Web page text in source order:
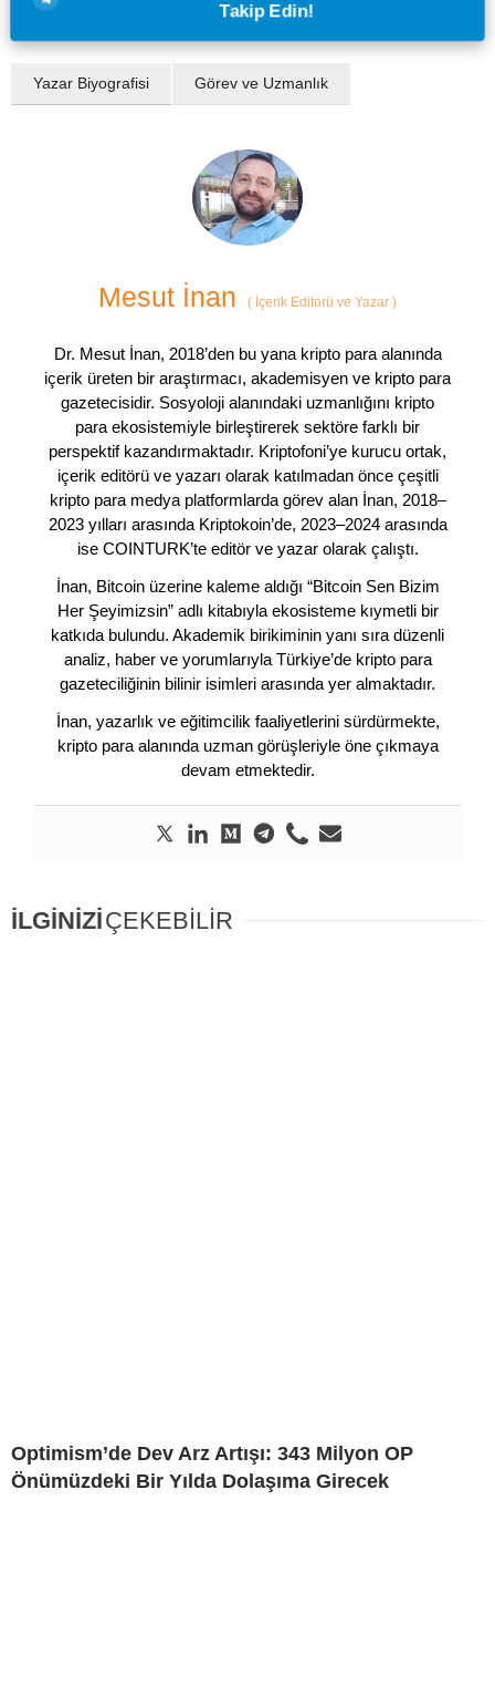
Takip Edin!
Yazar Biyografisi Görev ve Uzmanlık
Mesut İnan ( İçerik Editörü ve Yazar )
Dr. Mesut İnan, 2018’den bu yana kripto para alanında
içerik üreten bir araştırmacı, akademisyen ve kripto para
gazetecisidir. Sosyoloji alanındaki uzmanlığını kripto
para ekosistemiyle birleştirerek sektöre farklı bir
perspektif kazandırmaktadır. Kriptofoni’ye kurucu ortak,
içerik editörü ve yazarı olarak katılmadan önce çeşitli
kripto para medya platformlarda görev alan İnan, 2018–
2023 yılları arasında Kriptokoin’de, 2023–2024 arasında
ise COINTURK’te editör ve yazar olarak çalıştı.
İnan, Bitcoin üzerine kaleme aldığı “Bitcoin Sen Bizim
Her Şeyimizsin” adlı kitabıyla ekosisteme kıymetli bir
katkıda bulundu. Akademik birikiminin yanı sıra düzenli
analiz, haber ve yorumlarıyla Türkiye’de kripto para
gazeteciliğinin bilinir isimleri arasında yer almaktadır.
İnan, yazarlık ve eğitimcilik faaliyetlerini sürdürmekte,
kripto para alanında uzman görüşleriyle öne çıkmaya
devam etmektedir.
İLGİNİZİÇEKEBİLİR
Optimism’de Dev Arz Artışı: 343 Milyon OP
Önümüzdeki Bir Yılda Dolaşıma Girecek